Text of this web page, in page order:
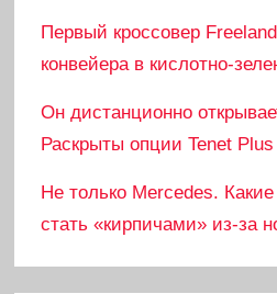
Первый кроссовер
конвейера в кислотно-
Он дистанционно
Раскрыты опции Tenet
Не только Mercedes. Какие
стать «кирпичами» из-за